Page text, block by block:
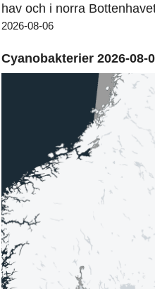
hav och i norra
2026-08-06
Cyanobakterier 2026-08-